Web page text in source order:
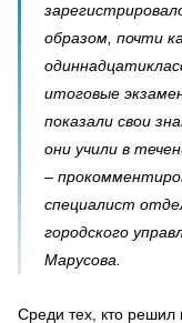
образом, почти
итоговые
показали свои
они учили в
–
специалист
городского
Марусова.
Среди тех, кто решил